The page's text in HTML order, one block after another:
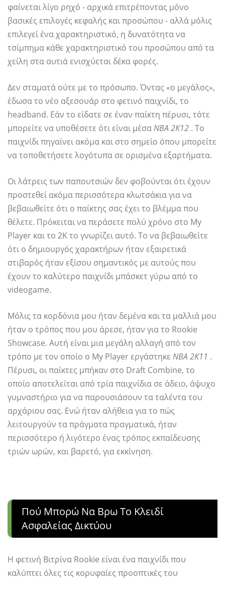
φαίνεται λίγο ρηχό - αρχικά επιτρέποντας μόνο
βασικές επιλογές κεφαλής και προσώπου - αλλά μόλις
επιλεγεί ένα χαρακτηριστικό, η δυνατότητα να
τσίμπημα κάθε χαρακτηριστικό του προσώπου από τα
χείλη στα αυτιά ενισχύεται δέκα φορές.
Δεν σταματά ούτε με το πρόσωπο. Όντας «ο μεγάλος»,
έδωσα το νέο αξεσουάρ στο φετινό παιχνίδι, το
headband. Εάν το είδατε σε έναν παίκτη πέρυσι, τότε
μπορείτε να υποθέσετε ότι είναι μέσαΝΒΑ 2Κ12 . Το
παιχνίδι πηγαίνει ακόμα και στο σημείο όπου μπορείτε
να τοποθετήσετε λογότυπα σε ορισμένα εξαρτήματα.
Οι λάτρεις των παπουτσιών δεν φοβούνται ότι έχουν
προστεθεί ακόμα περισσότερα κλωτσάκια για να
βεβαιωθείτε ότι ο παίκτης σας έχει το βλέμμα που
θέλετε. Πρόκειται να περάσετε πολύ χρόνο στο My
Player και το 2K το γνωρίζει αυτό. Το να βεβαιωθείτε
ότι ο δημιουργός χαρακτήρων ήταν εξαιρετικά
στιβαρός ήταν εξίσου σημαντικός με αυτούς που
έχουν το καλύτερο παιχνίδι μπάσκετ γύρω από το
videogame.
Μόλις τα κορδόνια μου ήταν δεμένα και τα μαλλιά μου
ήταν ο τρόπος που μου άρεσε, ήταν για το Rookie
Showcase. Αυτή είναι μια μεγάλη αλλαγή από τον
τρόπο με τον οποίο ο My Player εργάστηκε ΝΒΑ 2Κ11 .
Πέρυσι, οι παίκτες μπήκαν στο Draft Combine, το
οποίο αποτελείται από τρία παιχνίδια σε άδειο, άψυχο
γυμναστήριο για να παρουσιάσουν τα ταλέντα του
αρχάριου σας. Ενώ ήταν αλήθεια για το πώς
λειτουργούν τα πράγματα πραγματικά, ήταν
περισσότερο ή λιγότερο ένας τρόπος εκπαίδευσης
τριών ωρών, και βαρετό, για εκκίνηση.
Πού Μπορώ Να Βρω Το Κλειδί
Ασφαλείας Δικτύου
Η φετινή Βιτρίνα Rookie είναι ένα παιχνίδι που
καλύπτει όλες τις κορυφαίες προοπτικές του